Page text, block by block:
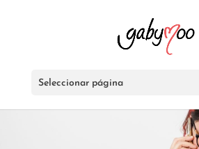
Seleccionar página